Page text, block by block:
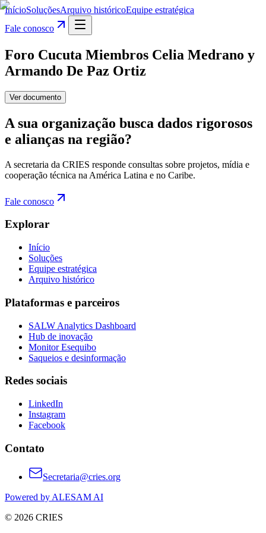
InícioSoluçõesArquivo históricoEquipe estratégica
Fale conosco
Foro Cucuta Miembros Celia Medrano y
Armando De Paz Ortiz
Ver documento
A sua organização busca dados rigorosos
e alianças na região?
A secretaria da CRIES responde consultas sobre projetos, mídia e
cooperação técnica na América Latina e no Caribe.
Fale conosco
Explorar
Início
Soluções
Equipe estratégica
Arquivo histórico
Plataformas e parceiros
SALW Analytics Dashboard
Hub de inovação
Monitor Esequibo
Saqueios e desinformação
Redes sociais
LinkedIn
Instagram
Facebook
Contato
Secretaria@cries.org
Powered by ALESAM AI
© 2026 CRIES